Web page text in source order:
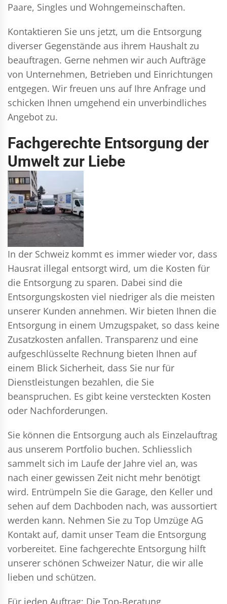
Paare, Singles und Wohngemeinschaften.
Kontaktieren Sie uns jetzt, um die Entsorgung
diverser Gegenstände aus ihrem Haushalt zu
beauftragen. Gerne nehmen wir auch Aufträge
von Unternehmen, Betrieben und Einrichtungen
entgegen. Wir freuen uns auf Ihre Anfrage und
schicken Ihnen umgehend ein unverbindliches
Angebot zu.
Fachgerechte Entsorgung der
Umwelt zur Liebe
In der Schweiz kommt es immer wieder vor, dass
Hausrat illegal entsorgt wird, um die Kosten für
die Entsorgung zu sparen. Dabei sind die
Entsorgungskosten viel niedriger als die meisten
unserer Kunden annehmen. Wir bieten Ihnen die
Entsorgung in einem Umzugspaket, so dass keine
Zusatzkosten anfallen. Transparenz und eine
aufgeschlüsselte Rechnung bieten Ihnen auf
einem Blick Sicherheit, dass Sie nur für
Dienstleistungen bezahlen, die Sie
beanspruchen. Es gibt keine versteckten Kosten
oder Nachforderungen.
Sie können die Entsorgung auch als Einzelauftrag
aus unserem Portfolio buchen. Schliesslich
sammelt sich im Laufe der Jahre viel an, was
nach einer gewissen Zeit nicht mehr benötigt
wird. Entrümpeln Sie die Garage, den Keller und
sehen auf dem Dachboden nach, was aussortiert
werden kann. Nehmen Sie zu Top Umzüge AG
Kontakt auf, damit unser Team die Entsorgung
vorbereitet. Eine fachgerechte Entsorgung hilft
unserer schönen Schweizer Natur, die wir alle
lieben und schützen.
Für jeden Auftrag: Die Top-Beratung